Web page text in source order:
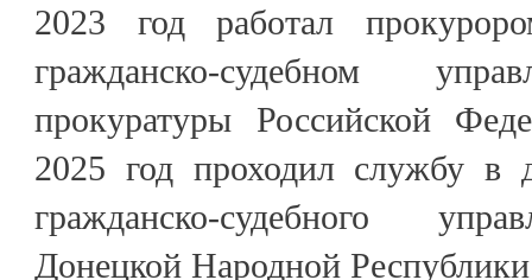
2023 год работал
гражданско-судебном
прокуратуры Российской
2025 год проходил службу в
гражданско-судебного
Донецкой Народной